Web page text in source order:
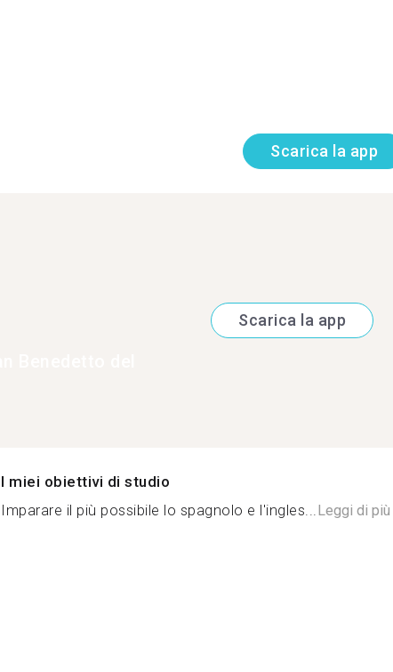
Scarica la app
Scarica la app
I miei obiettivi di studio
Imparare il più possibile lo spagnolo e l'ingles... Leggi di più